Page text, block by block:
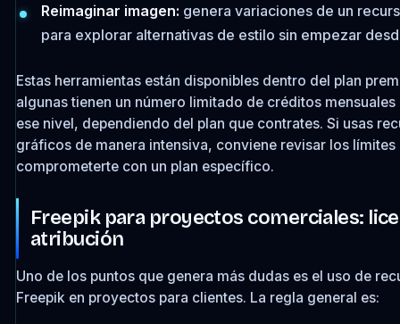
Reimaginar imagen: genera variaciones de un
para explorar alternativas de estilo sin empezar
Estas herramientas están disponibles dentro del plan
algunas tienen un número limitado de créditos mensuales
ese nivel, dependiendo del plan que contrates. Si usas
gráficos de manera intensiva, conviene revisar los límites
comprometerte con un plan específico.
Freepik para proyectos comerciales:
atribución
Uno de los puntos que genera más dudas es el uso de
Freepik en proyectos para clientes. La regla general es: